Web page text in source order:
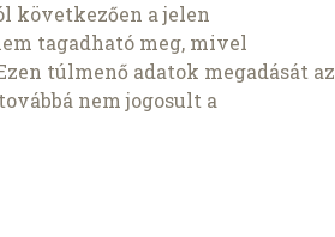
következően a jelen
tagadható meg, mivel
túlmenő adatok megadását az
nem jogosult a